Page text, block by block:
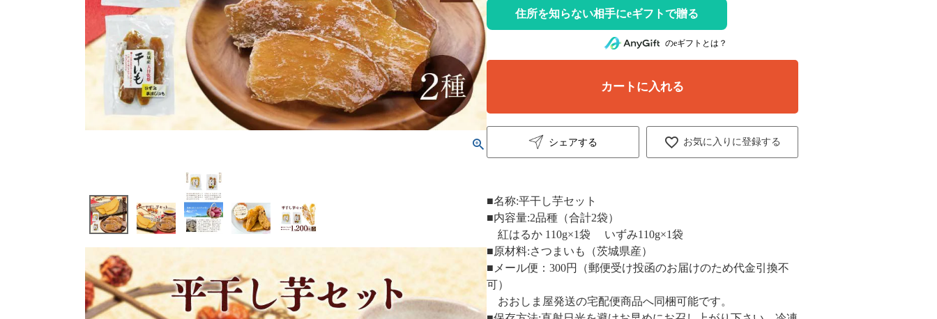
お気に入りに登録する
カートに入れる
住所を知らない相手にeギフトで贈る
のeギフトとは？
シェアする
■名称:平干し芋セット
■内容量:2品種（合計2袋）
紅はるか 110g×1袋 いずみ110g×1袋
■原材料:さつまいも（茨城県産）
■メール便：300円（郵便受け投函のお届けのため代金引換不
可）
おおしま屋発送の宅配便商品へ同梱可能です。